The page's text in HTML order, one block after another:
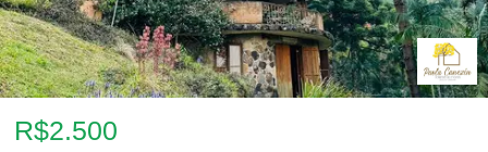
R$2.500